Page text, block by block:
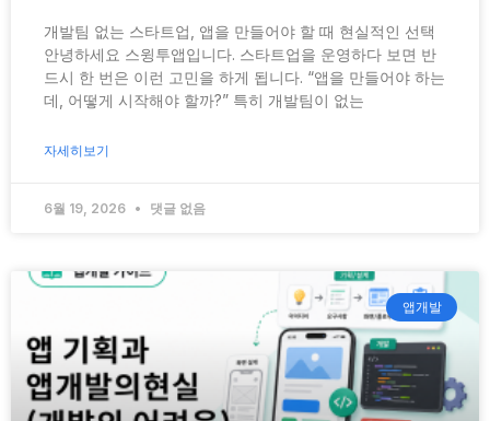
개발팀 없는 스타트업, 앱을 만들어야 할 때 현실적인 선택
안녕하세요 스윙투앱입니다. 스타트업을 운영하다 보면 반
드시 한 번은 이런 고민을 하게 됩니다. “앱을 만들어야 하는
데, 어떻게 시작해야 할까?” 특히 개발팀이 없는
자세히보기
6월 19, 2026 댓글 없음
앱개발